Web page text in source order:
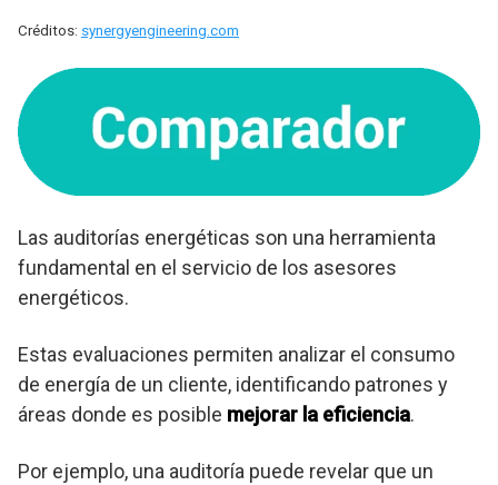
Créditos: synergyengineering.com
Las auditorías energéticas son una herramienta
fundamental en el servicio de los asesores
energéticos.
Estas evaluaciones permiten analizar el consumo
de energía de un cliente, identificando patrones y
áreas donde es posible mejorar la eficiencia.
Por ejemplo, una auditoría puede revelar que un